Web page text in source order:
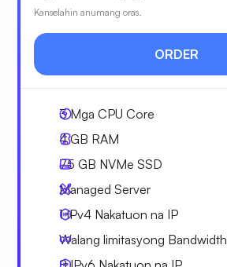
Kanselahin anumang oras.
ORDER
3Mga CPU Core
4 GB RAM
75 GB NVMe SSD
Managed Server
1 IPv4 Nakatuon na IP
Walang limitasyong Bandwidth